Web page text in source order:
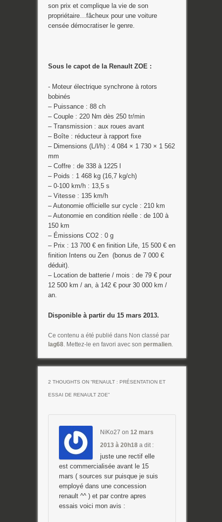
son prix et complique la vie de son
propriétaire…fâcheux pour une voiture
censée démocratiser le genre.
Sous le capot de la Renault ZOE :
- Moteur électrique synchrone à rotors
bobinés
– Puissance : 88 ch
– Couple : 220 Nm dès 250 tr/min
– Transmission : aux roues avant
– Boîte : réducteur à rapport fixe
– Dimensions (L/l/h) : 4 084 × 1 730 × 1 562
mm
– Coffre : de 338 à 1225 l
– Poids : 1 468 kg (16,7 kg/ch)
– 0-100 km/h : 13,5 s
– Vitesse : 135 km/h
– Autonomie officielle sur cycle : 210 km
– Autonomie en condition réelle : de 100 à
150 km
– Émissions CO2 : 0 g
– Prix : 13 700 € en finition Life, 15 500 € en
finition Intens ou Zen (bonus de 7 000 €
déduit).
– Location de batterie / mois : de 79 € pour
12 500 km / an, à 142 € pour 30 000 km /
an.
Disponible à partir du 15 mars 2013.
Ce contenu a été publié dans Non classé par
lag68. Mettez-le en favori avec son permalien.
2 THOUGHTS ON “RENAULT : PRÉSENTATION ET
ESSAI DE RENAULT ZOE”
NiKo27 on 12 mars
2013 à 20h18 a dit :
juste une rectif elle
est commercialisée avant le 15
mars ( sources sur puisque je suis
employé dans une concession
renault ^^ ) et par contre apres
essais voici mon avis :